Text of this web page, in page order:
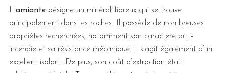
L’ amiantedésigne un minéral fibreux qui se trouve
principalement dans les roches. Il possède de nombreuses
propriétés recherchées, notamment son caractère anti-
incendie et sa résistance mécanique. Il s’agit également d’un
excellent isolant. De plus, son coût d’extraction était